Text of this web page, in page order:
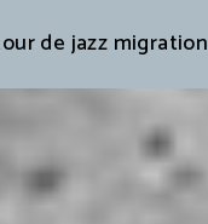
de jazz migration